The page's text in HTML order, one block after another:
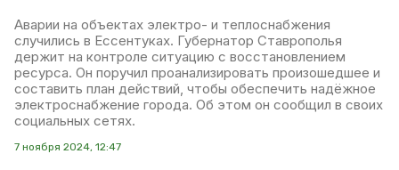
Аварии на объектах электро- и теплоснабжения
случились в Ессентуках. Губернатор Ставрополья
держит на контроле ситуацию с восстановлением
ресурса. Он поручил проанализировать произошедшее и
составить план действий, чтобы обеспечить надёжное
электроснабжение города. Об этом он сообщил в своих
социальных сетях.
7 ноября 2024, 12:47